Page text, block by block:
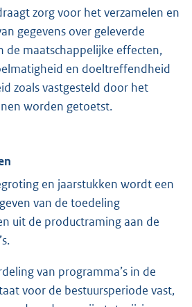
zorg voor het verzamelen en
gegevens over geleverde
de maatschappelijke effecten,
en doeltreffendheid
zoals vastgesteld door het
worden getoetst.
en jaarstukken wordt een
van de toedeling
uit de productraming aan de
van programma’s in de
voor de bestuursperiode vast,